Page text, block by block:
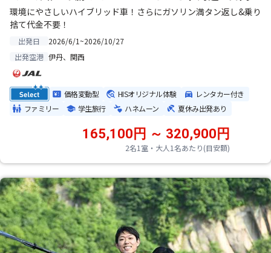
環境にやさしいハイブリッド車！さらにガソリン満タン返し&乗り
捨て代金不要！
出発日
2026/6/1~2026/10/27
出発空港 伊丹、関西
価格変動型 HISオリジナル体験
レンタカー付き
ファミリー
学生旅行 ハネムーン 夏休み出発あり
2名1室・大人1名あたり(目安額)
165,100円 ～ 320,900円